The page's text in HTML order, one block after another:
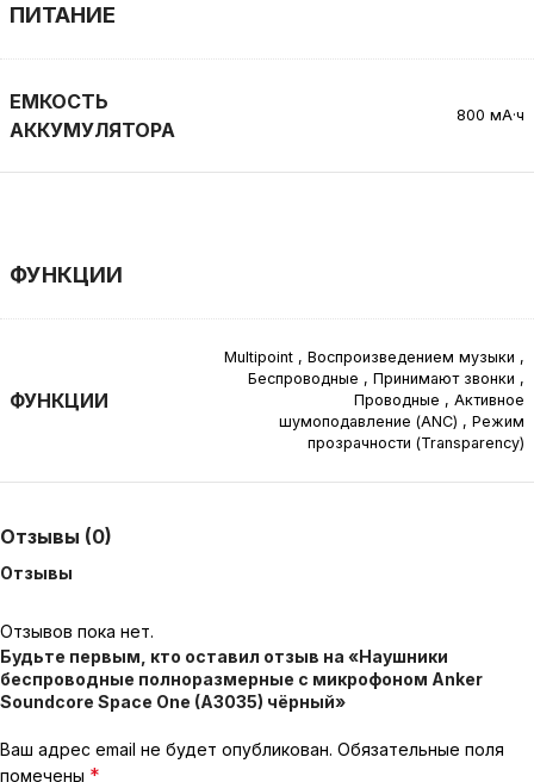
ПИТАНИЕ
ЕМКОСТЬ
АККУМУЛЯТОРА
800 мА·ч
ФУНКЦИИ
ФУНКЦИИ
Multipoint , Воспроизведением музыки ,
Беспроводные , Принимают звонки ,
Проводные , Активное
шумоподавление (ANC) , Режим
прозрачности (Transparency)
Отзывы (0)
Отзывы
Отзывов пока нет.
Будьте первым, кто оставил отзыв на «Наушники
беспроводные полноразмерные с микрофоном Anker
Soundcore Space One (A3035) чёрный»
Ваш адрес email не будет опубликован. Обязательные поля
помечены *